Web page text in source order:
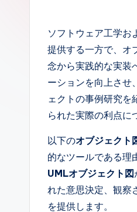
A
ソフトウェア工学お
提供する一方で、オ
念から実践的な実装
ーションを向上させ
ェクトの事例研究を
られた実際の利点に
以下のオブジェクト
的なツールである理
UMLオブジェクト図
れた意思決定、観察
を提供します。